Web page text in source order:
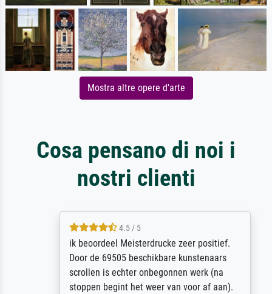
Mostra altre opere d'arte
Cosa pensano di noi i
nostri clienti
4.5 / 5
ik beoordeel Meisterdrucke zeer positief.
Door de 69505 beschikbare kunstenaars
scrollen is echter onbegonnen werk (na
stoppen begint het weer van voor af aan).